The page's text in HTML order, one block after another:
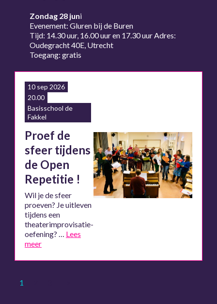
Zondag 28 juni
Evenement: Gluren bij de Buren
Tijd: 14.30 uur, 16.00 uur en 17.30 uur Adres:
Oudegracht 40E, Utrecht
Toegang: gratis
10 sep 2026
20.00
Basisschool de
Fakkel
Proef de
sfeer tijdens
de Open
Repetitie !
Wil je de sfeer
proeven? Je uitleven
tijdens een
theaterimprovisatie-
oefening? … Lees
meer
1